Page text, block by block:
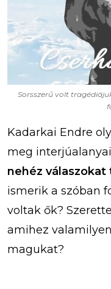
Sorsszerű volt
Kadarkai Endre
meg
nehéz válaszokat
ismerik a szóban
voltak ők?
amihez
magukat?